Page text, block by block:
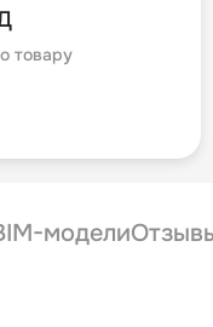
товару
модели